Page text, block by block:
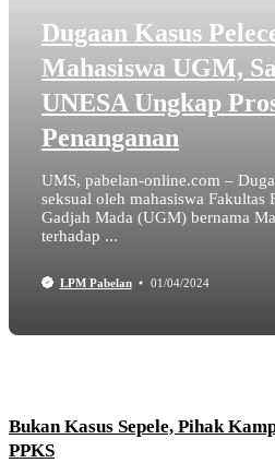
Dugaan Kasus
Mahasiswa UGM,
UNESA Ungkap
Penanganan
UMS, pabelan-online.com –
seksual oleh mahasiswa Fakultas
Gadjah Mada (UGM) bernama
terhadap ...
LPM Pabelan 01/04/2024
Bukan Kasus Sepele, Pihak
PPKS